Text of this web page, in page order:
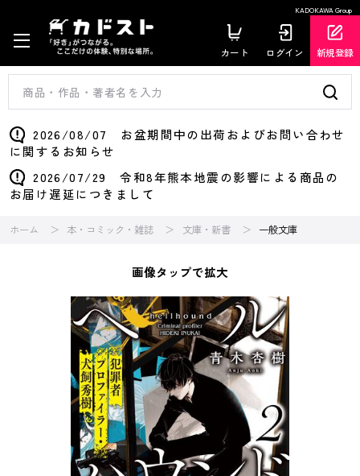
KADOKAWA Group
カート ログイン 新規登録
2026/08/07 お盆期間中の出荷およびお問い合わせ
に関するお知らせ
2026/07/29 令和8年熊本地震の影響による商品の
お届け遅延につきまして
ホーム 本・コミック・雑誌 文庫・新書 一般文庫
画像タップで拡大